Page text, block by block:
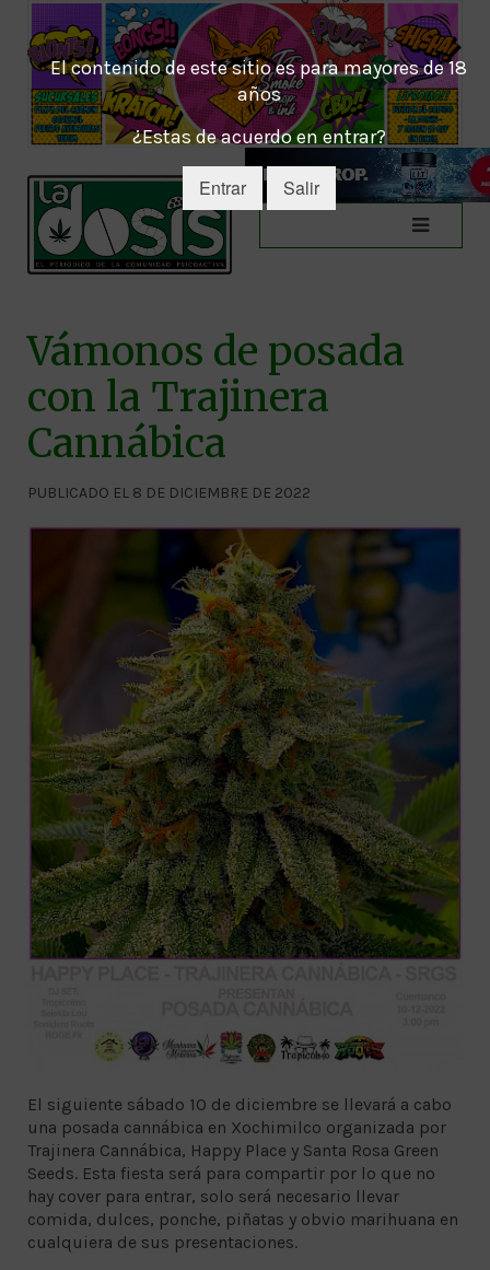
El contenido de este sitio es para mayores de 18
años
¿Estas de acuerdo en entrar?
Entrar Salir
Vámonos de posada
con la Trajinera
Cannábica
PUBLICADO EL 8 DE DICIEMBRE DE 2022
El siguiente sábado 10 de diciembre se llevará a cabo
una posada cannábica en Xochimilco organizada por
Trajinera Cannábica, Happy Place y Santa Rosa Green
Seeds. Esta fiesta será para compartir por lo que no
hay cover para entrar, solo será necesario llevar
comida, dulces, ponche, piñatas y obvio marihuana en
cualquiera de sus presentaciones.